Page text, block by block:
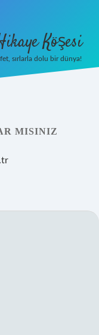
Köşesi
sırlarla dolu bir dünya!
MISINIZ